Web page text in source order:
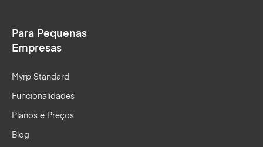
Para Pequenas
Empresas
Myrp Standard
Funcionalidades
Planos e Preços
Blog